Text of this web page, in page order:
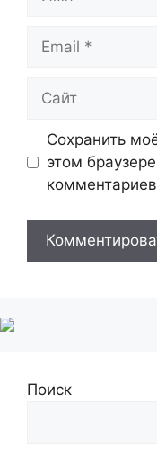
Email
Сайт
Сохранить
этом
Поиск